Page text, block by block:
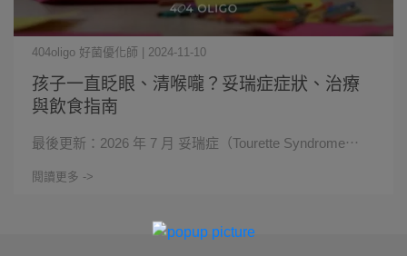
孩子一直眨眼、清喉嚨？妥瑞症症狀、治療
與飲食指南
404oligo 好菌優化師 | 2024-11-10
最後更新：2026 年 7 月 妥瑞症（Tourette Syndrome⋯
閱讀更多 ->